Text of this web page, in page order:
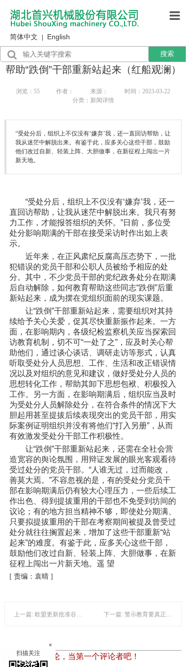
简体中文 English
搜索
帮助“跌倒”干部重新站起来（红船观澜）
浏览： 55 作者： 来源：
时间：2023-03-22
分类：新闻详情
“受处分后，组织上不仅没有‘嫌弃’我，还一直回访帮助，让
我从迷茫中解脱出来。有鉴于此，应多关心这些干部，鼓励
他们改过自新、轻装上阵、大胆做事，在新征程上闯出一片
新天地。
“受处分后，组织上不仅没有‘嫌弃’我，还一
直回访帮助，让我从迷茫中解脱出来。我只有努
力工作，才能报答组织的关怀。”日前，多位受
处分影响期满的干部在接受采访时作出如上表
示。
近年来，在正风肃纪反腐高压态势下，一批
犯错误的党员干部和公职人员被给予相应的处
分。其中，不少党员干部的党纪政务处分在期满
后自动解除，如何教育帮助这些同志“跌倒”后重
新站起来，成为摆在党组织面前的现实课题。
让“跌倒”干部重新站起来，需要组织对其持
续给予关心关爱，促其尽快重新振作起来。一方
面，在影响期内，各级纪检监察机关应当探索回
访教育机制，切不可“一处了之”，应及时关心帮
助他们，通过谈心谈话、调研走访等形式，认真
听取受处分人员思想、工作、生活和改正错误情
况以及对组织的意见和建议，做好受处分人员的
思想转化工作，帮助其卸下思想包袱、积极投入
工作。另一方面，在影响期满后，组织应当及时
为受处分人员解除处分，在符合条件的情况下大
胆起用甚至提拔后续表现突出的党员干部，用实
际案例证明组织并没有将他们“打入另册”，从而
有效激发受处分干部工作积极性。
让“跌倒”干部重新站起来，还需在全社会营
造宽容的舆论氛围，用辩证发展的眼光客观看待
受过处分的党员干部。“人谁无过，过而能改，
善莫大焉。”不容忽视的是，有的受处分党员干
部在影响期满后仍有较大心理压力，一些后续工
作出色、得到提拔重用的干部也不免受到坊间的
议论；有的地方担当精神不够，即使处分期满、
只要拟提拔重用的干部在考察期间被提及曾受过
处分就往往搁置起来，增加了这些干部重新“站
起来”的难度。有鉴于此，应多关心这些干部，
鼓励他们改过自新、轻装上阵、大胆做事，在新
征程上闯出一片新天地。遥 望
[责编：袁晴 ]
上一篇: 欧盟更新批准谷氨酸棒杆菌ATCC 13870等生产的精氨酸作为饲料添加剂 下一篇: 警示教育要真正触及灵魂（红船观澜）
暂时还没有评论，当第一个评论者吧！
×
扫描关注